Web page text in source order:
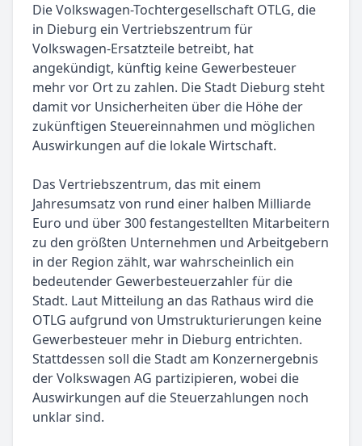
Die Volkswagen-Tochtergesellschaft OTLG, die
in Dieburg ein Vertriebszentrum für
Volkswagen-Ersatzteile betreibt, hat
angekündigt, künftig keine Gewerbesteuer
mehr vor Ort zu zahlen. Die Stadt Dieburg steht
damit vor Unsicherheiten über die Höhe der
zukünftigen Steuereinnahmen und möglichen
Auswirkungen auf die lokale Wirtschaft.
Das Vertriebszentrum, das mit einem
Jahresumsatz von rund einer halben Milliarde
Euro und über 300 festangestellten Mitarbeitern
zu den größten Unternehmen und Arbeitgebern
in der Region zählt, war wahrscheinlich ein
bedeutender Gewerbesteuerzahler für die
Stadt. Laut Mitteilung an das Rathaus wird die
OTLG aufgrund von Umstrukturierungen keine
Gewerbesteuer mehr in Dieburg entrichten.
Stattdessen soll die Stadt am Konzernergebnis
der Volkswagen AG partizipieren, wobei die
Auswirkungen auf die Steuerzahlungen noch
unklar sind.